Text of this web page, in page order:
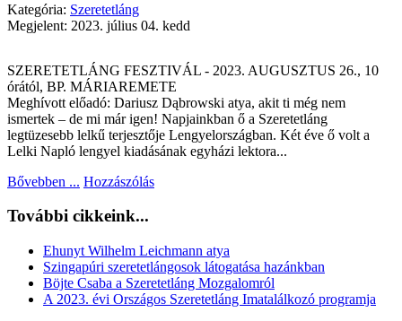
Kategória: Szeretetláng
Megjelent: 2023. július 04. kedd
SZERETETLÁNG FESZTIVÁL - 2023. AUGUSZTUS 26., 10
órától, BP. MÁRIAREMETE
Meghívott előadó: Dariusz Dąbrowski atya, akit ti még nem
ismertek – de mi már igen! Napjainkban ő a Szeretetláng
legtüzesebb lelkű terjesztője Lengyelországban. Két éve ő volt a
Lelki Napló lengyel kiadásának egyházi lektora...
Bővebben ... Hozzászólás
További cikkeink...
Ehunyt Wilhelm Leichmann atya
Szingapúri szeretetlángosok látogatása hazánkban
Böjte Csaba a Szeretetláng Mozgalomról
A 2023. évi Országos Szeretetláng Imatalálkozó programja